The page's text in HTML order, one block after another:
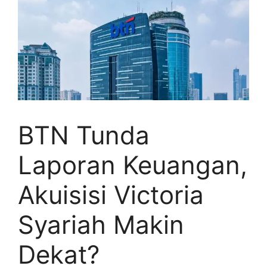
BTN Tunda
Laporan Keuangan,
Akuisisi Victoria
Syariah Makin
Dekat?